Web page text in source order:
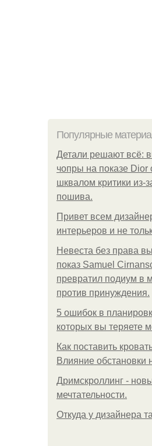
Популярные
Детали решают всё:
чопры на показе Dior
шквалом критики из-
пошива.
Привет всем
интерьеров и не
Невеста без права
показ Samuel
превратил подиум в
против принуждения.
5 ошибок в
которых вы теряете
Как поставить
Влияние обстановки
Дримскроллинг -
мечтательности.
Откуда у дизайнера